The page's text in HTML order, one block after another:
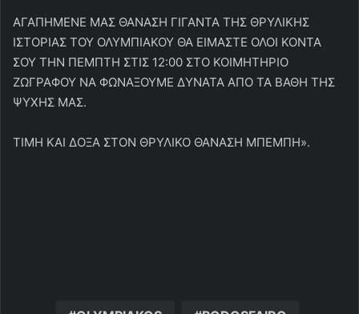
ΑΓΑΠΗΜΕΝΕ ΜΑΣ ΘΑΝΑΣΗ ΓΙΓΑΝΤΑ ΤΗΣ ΘΡΥΛΙΚΗΣ
ΙΣΤΟΡΙΑΣ ΤΟΥ ΟΛΥΜΠΙΑΚΟΥ ΘΑ ΕΙΜΑΣΤΕ ΟΛΟΙ ΚΟΝΤΑ
ΣΟΥ ΤΗΝ ΠΕΜΠΤΗ ΣΤΙΣ 12:00 ΣΤΟ ΚΟΙΜΗΤΗΡΙΟ
ΖΩΓΡΑΦΟΥ ΝΑ ΦΩΝΑΞΟΥΜΕ ΔΥΝΑΤΑ ΑΠΟ ΤΑ ΒΑΘΗ ΤΗΣ
ΨΥΧΗΣ ΜΑΣ.
ΤΙΜΗ ΚΑΙ ΔΟΞΑ ΣΤΟΝ ΘΡΥΛΙΚΟ ΘΑΝΑΣΗ ΜΠΕΜΠΗ».